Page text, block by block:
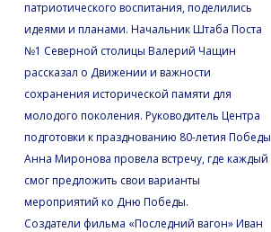
патриотического воспитания, поделились
идеями и планами. Начальник Штаба Поста
№1 Северной столицы Валерий Чащин
рассказал о Движении и важности
сохранения исторической памяти для
молодого поколения. Руководитель Центра
подготовки к празднованию 80-летия Победы
Анна Миронова провела встречу, где каждый
смог предложить свои варианты
мероприятий ко Дню Победы.
Создатели фильма «Последний вагон» Иван